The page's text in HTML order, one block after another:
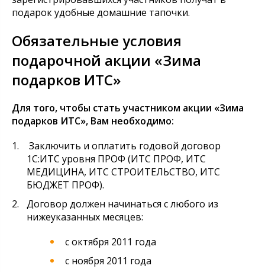
подарок удобные домашние тапочки.
Обязательные условия
подарочной акции «Зима
подарков ИТС»
Для того, чтобы стать участником акции «Зима
подарков ИТС», Вам необходимо:
Заключить и оплатить годовой договор
1С:ИТС уровня ПРОФ (ИТС ПРОФ, ИТС
МЕДИЦИНА, ИТС СТРОИТЕЛЬСТВО, ИТС
БЮДЖЕТ ПРОФ).
Договор должен начинаться с любого из
нижеуказанных месяцев:
с октября 2011 года
с ноября 2011 года